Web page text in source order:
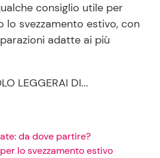
consiglio utile per
lo svezzamento estivo, con
adatte ai più
LEGGERAI DI...
da dove partire?
lo svezzamento estivo